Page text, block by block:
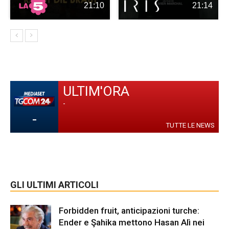
21:10 21:14
-
ULTIM'ORA
-
TUTTE LE NEWS
GLI ULTIMI ARTICOLI
Forbidden fruit, anticipazioni turche:
Ender e Şahika mettono Hasan Alì nei